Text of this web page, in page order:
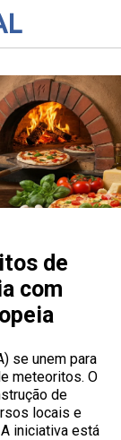
de
com
se unem para
meteoritos. O
de
locais e
iniciativa está